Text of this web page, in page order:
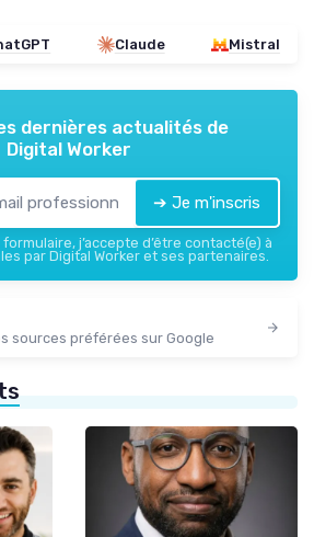
Claude Mistral
dernières actualités de
Digital Worker
➔ Je m'inscris
j’accepte d’être contacté(e) à
par Digital Worker et ses partenaires.
sources préférées sur Google